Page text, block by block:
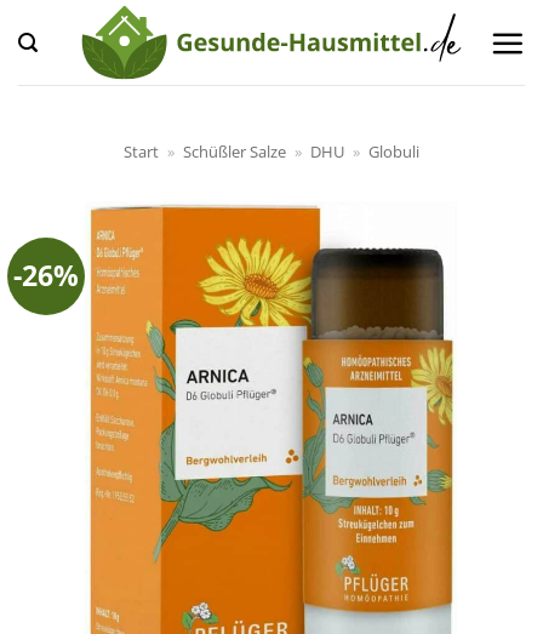
Inhalt
springen
Start » Schüßler Salze » DHU » Globuli
-26%